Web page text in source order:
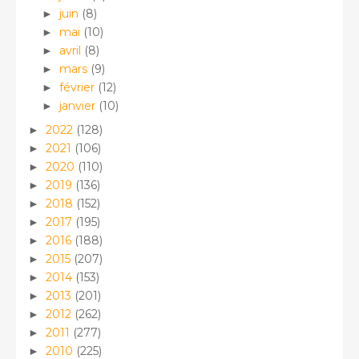
► juin (8)
► mai (10)
► avril (8)
► mars (9)
► février (12)
► janvier (10)
► 2022 (128)
► 2021 (106)
► 2020 (110)
► 2019 (136)
► 2018 (152)
► 2017 (195)
► 2016 (188)
► 2015 (207)
► 2014 (153)
► 2013 (201)
► 2012 (262)
► 2011 (277)
► 2010 (225)